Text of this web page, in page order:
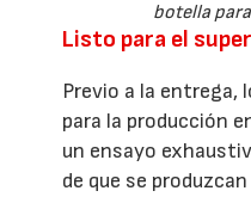
botella
Listo para el
Previo a la entrega,
para la producción
un ensayo
de que se